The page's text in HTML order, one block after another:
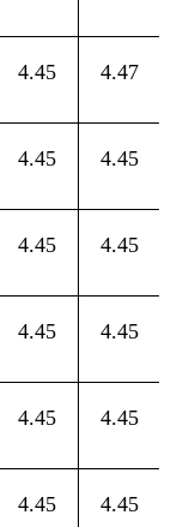
4.45 4.47
4.45 4.45
4.45 4.45
4.45 4.45
4.45 4.45
4.45 4.45